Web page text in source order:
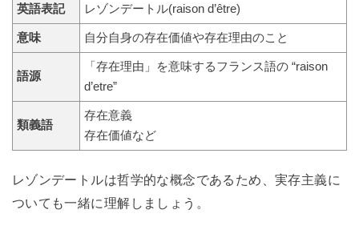
英語表記 レゾンデートル(raison d’être)
意味 自分自身の存在価値や存在理由のこと
語源
「存在理由」を意味するフランス語の “raison
d’etre”
類義語
存在意義
存在価値など
レゾンデートルは哲学的な概念であるため、実存主義に
ついても一緒に理解しましょう。